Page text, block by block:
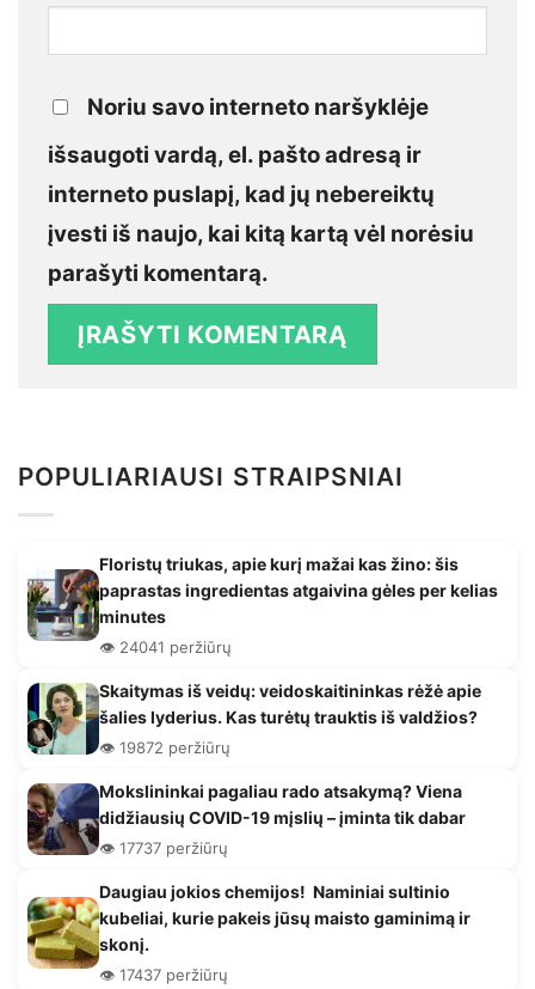
Noriu savo interneto naršyklėje
išsaugoti vardą, el. pašto adresą ir
interneto puslapį, kad jų nebereiktų
įvesti iš naujo, kai kitą kartą vėl norėsiu
parašyti komentarą.
POPULIARIAUSI STRAIPSNIAI
Floristų triukas, apie kurį mažai kas žino: šis
paprastas ingredientas atgaivina gėles per kelias
minutes
👁️ 24041 peržiūrų
Skaitymas iš veidų: veidoskaitininkas rėžė apie
šalies lyderius. Kas turėtų trauktis iš valdžios?
👁️ 19872 peržiūrų
Mokslininkai pagaliau rado atsakymą? Viena
didžiausių COVID-19 mįslių – įminta tik dabar
👁️ 17737 peržiūrų
Daugiau jokios chemijos! Naminiai sultinio
kubeliai, kurie pakeis jūsų maisto gaminimą ir
skonį.
👁️ 17437 peržiūrų